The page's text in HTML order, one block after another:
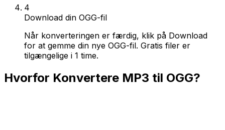
4
Download din OGG-fil
Når konverteringen er færdig, klik på Download
for at gemme din nye OGG-fil. Gratis filer er
tilgængelige i 1 time.
Hvorfor Konvertere MP3 til OGG?